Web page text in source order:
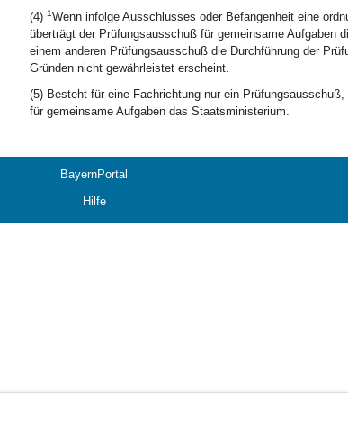
(4) 1Wenn infolge Ausschlusses oder Befangenheit eine
überträgt der Prüfungsausschuß für gemeinsame Aufgaben
einem anderen Prüfungsausschuß die Durchführung der
Gründen nicht gewährleistet erscheint.
(5) Besteht für eine Fachrichtung nur ein
für gemeinsame Aufgaben das Staatsministerium.
BayernPortal
Hilfe